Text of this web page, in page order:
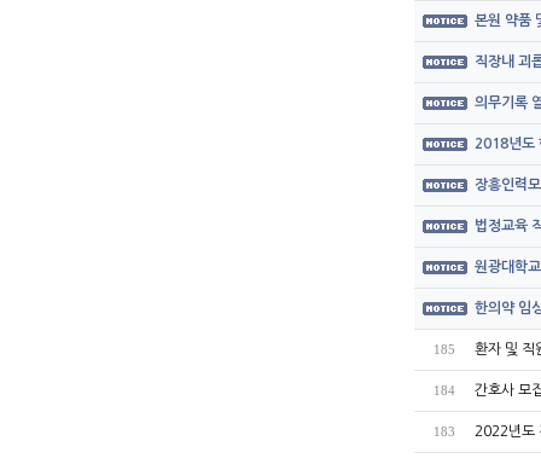
본원 약품
직장내 괴
의무기록
2018년도
장흥인력
법정교육
원광대학
한의약 임
185 환자 및 직
184 간호사 모
183 2022년도